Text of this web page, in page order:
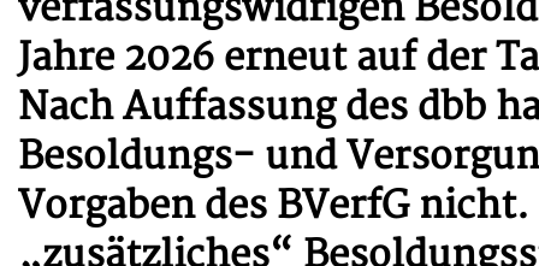
Jahre 2026 erneut auf der
Nach Auffassung des dbb
Besoldungs- und
Vorgaben des BVerfG
„zusätzliches“